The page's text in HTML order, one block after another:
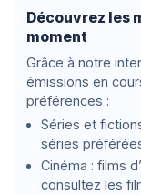
nd,
nn
Découvrez les
moment
Grâce à notre
émissions en
préférences :
Séries et
séries
Cinéma : films
consultez les